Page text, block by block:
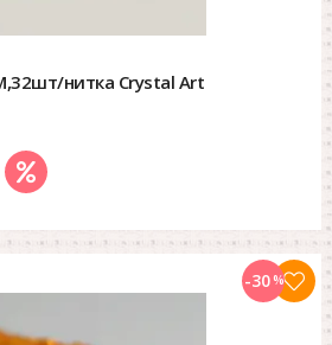
нитка Crystal Art
-30%